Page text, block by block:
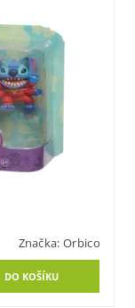
Značka:Orbico